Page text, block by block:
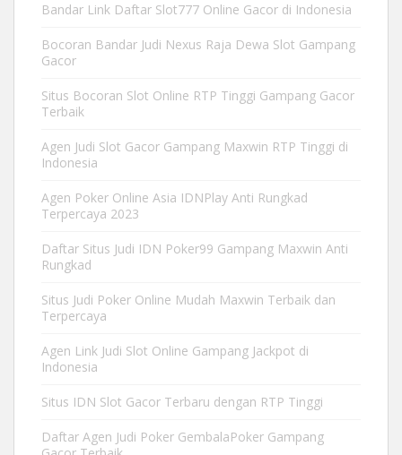
Bandar Link Daftar Slot777 Online Gacor di Indonesia
Bocoran Bandar Judi Nexus Raja Dewa Slot Gampang
Gacor
Situs Bocoran Slot Online RTP Tinggi Gampang Gacor
Terbaik
Agen Judi Slot Gacor Gampang Maxwin RTP Tinggi di
Indonesia
Agen Poker Online Asia IDNPlay Anti Rungkad
Terpercaya 2023
Daftar Situs Judi IDN Poker99 Gampang Maxwin Anti
Rungkad
Situs Judi Poker Online Mudah Maxwin Terbaik dan
Terpercaya
Agen Link Judi Slot Online Gampang Jackpot di
Indonesia
Situs IDN Slot Gacor Terbaru dengan RTP Tinggi
Daftar Agen Judi Poker GembalaPoker Gampang